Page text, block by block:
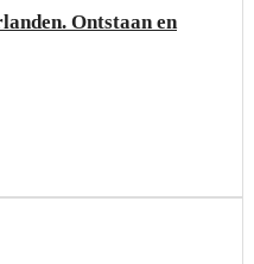
Ontstaan en